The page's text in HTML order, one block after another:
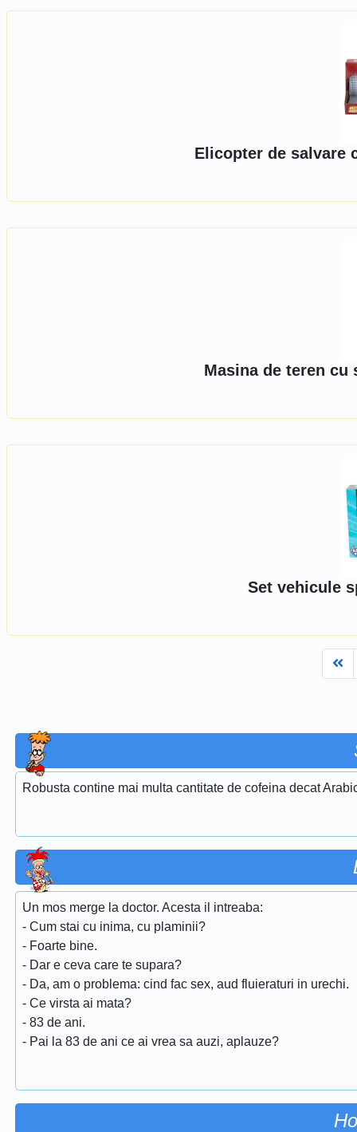
Elicopter de salvare
Masina de teren cu
Set vehicule
Robusta contine mai multa cantitate de cofeina decat
Un mos merge la doctor. Acesta il intreaba:
- Cum stai cu inima, cu plaminii?
- Foarte bine.
- Dar e ceva care te supara?
- Da, am o problema: cind fac sex, aud fluieraturi in urechi.
- Ce virsta ai mata?
- 83 de ani.
- Pai la 83 de ani ce ai vrea sa auzi, aplauze?